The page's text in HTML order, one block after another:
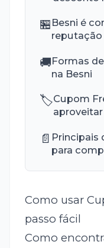
🏪 Besni é
reputação
🚚Formas
na Besni
🏷️Cupom
📄 Principais
para
Como usar
passo fácil
Como